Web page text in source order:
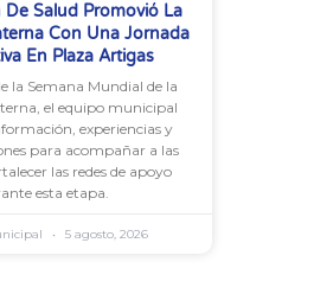
De Salud Promovió La
Con Una Jornada
En Plaza Artigas
la Semana Mundial de la
el equipo municipal
experiencias y
para acompañar a las
las redes de apoyo
esta etapa.
5 agosto, 2026